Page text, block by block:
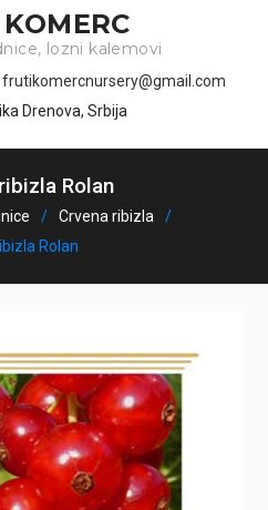
lozni kalemovi
frutikomercnursery@gmail.com
Drenova, Srbija
Rolan
Crvena ribizla
Rolan